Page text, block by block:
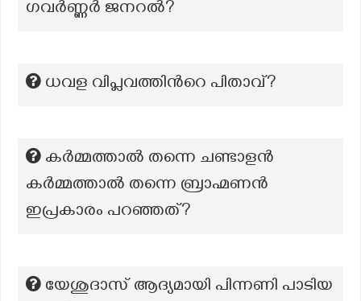
ഗവർണ്ണർ ജനറൽ?
ധവള വിപ്ലവത്തിന്‍റെ പിതാവ്?
കർമ്മത്താൽ തന്നെ ചണ്ടാളൻ
കർമ്മത്താൽ തന്നെ ബ്രാഹ്മണൻ
ഇപ്രകാരം പറഞ്ഞത്?
യേശുദാസ് ആദ്യമായി പിന്നണി പാടിയ